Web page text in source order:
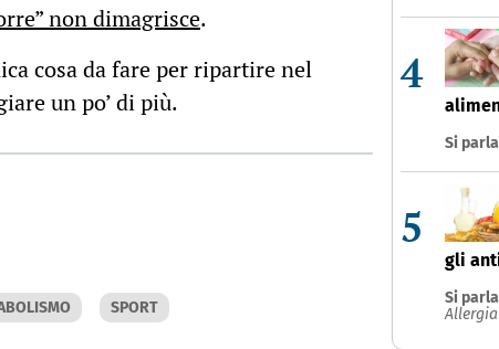
non dimagrisce.
cosa da fare per ripartire nel
un po’ di più.
SPORT
4
Si
5
gli
Si
Allergia